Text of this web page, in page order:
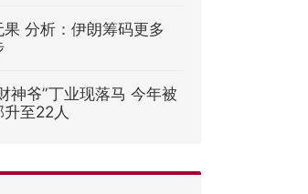
分析：伊朗筹码更多
神爷”丁业现落马 今年被
至22人